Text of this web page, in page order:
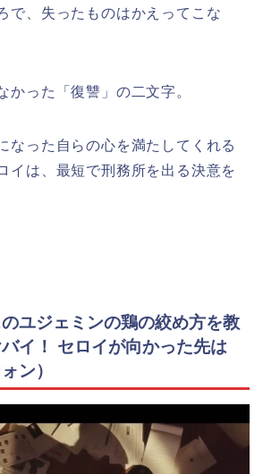
で、失ったものはかえってこな
かった「復讐」の二文字。
なった自らの心を満たしてくれる
イは、最短で刑務所を出る決意を
ユジェミンの鶏の絞め方を教
イ！ セロイが向かった先は
ン）